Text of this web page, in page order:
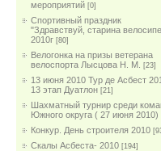
мероприятий [0]
Спортивный праздник
"Здравствуй, старина
2010г [80]
Велогонка на призы ветерана
велоспорта Лысцова Н. М.
[23]
13 июня 2010 Тур де Асбест
13 этап Дуатлон [21]
Шахматный турнир среди
Южного округа ( 27 июня 2010)
Конкур. День строителя 2010
Скалы Асбеста- 2010 [194]